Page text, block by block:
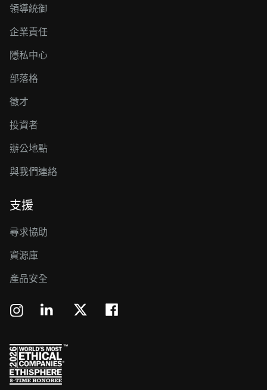
領導統御
企業責任
隱私中心
部落格
徵才
投資者
辦公地點
與我們連絡
支援
尋求協助
資源庫
產品安全